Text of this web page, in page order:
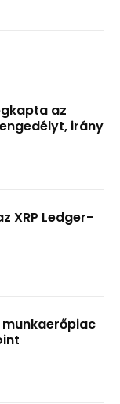
az
irány
XRP Ledger-